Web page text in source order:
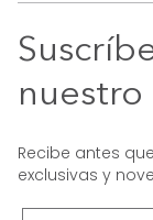
Recibe antes
exclusivas y